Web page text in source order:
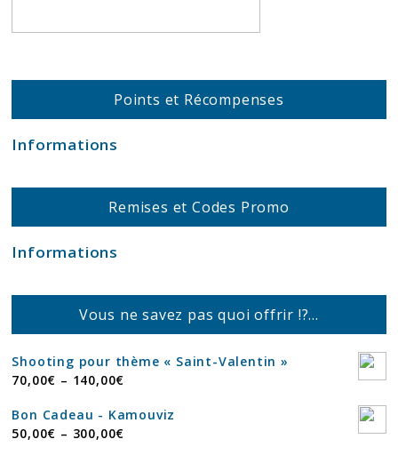
Points et Récompenses
Informations
Remises et Codes Promo
Informations
Vous ne savez pas quoi offrir !?…
Shooting pour thème « Saint-Valentin »
70,00€ – 140,00€
Bon Cadeau - Kamouviz
50,00€ – 300,00€